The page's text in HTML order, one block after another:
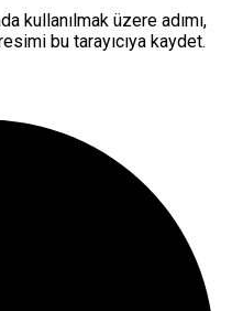
kullanılmak üzere adımı,
bu tarayıcıya kaydet.